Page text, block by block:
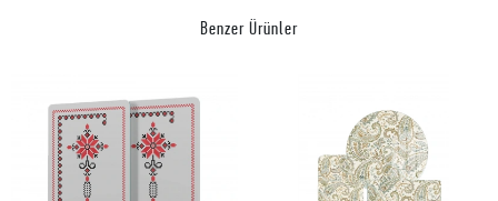
Benzer Ürünler